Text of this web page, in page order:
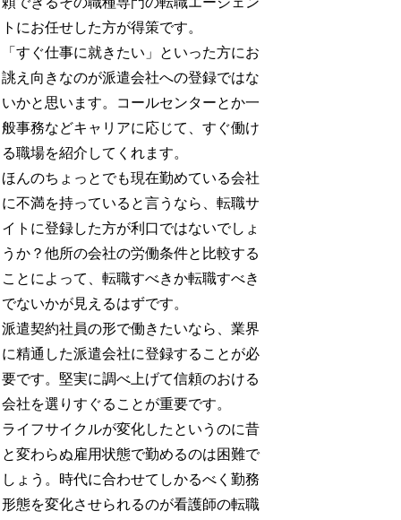
トにお任せした方が得策です。
「すぐ仕事に就きたい」といった方にお
誂え向きなのが派遣会社への登録ではな
いかと思います。コールセンターとか一
般事務などキャリアに応じて、すぐ働け
る職場を紹介してくれます。
ほんのちょっとでも現在勤めている会社
に不満を持っていると言うなら、転職サ
イトに登録した方が利口ではないでしょ
うか？他所の会社の労働条件と比較する
ことによって、転職すべきか転職すべき
でないかが見えるはずです。
派遣契約社員の形で働きたいなら、業界
に精通した派遣会社に登録することが必
要です。堅実に調べ上げて信頼のおける
会社を選りすぐることが重要です。
ライフサイクルが変化したというのに昔
と変わらぬ雇用状態で勤めるのは困難で
しょう。時代に合わせてしかるべく勤務
形態を変化させられるのが看護師の転職